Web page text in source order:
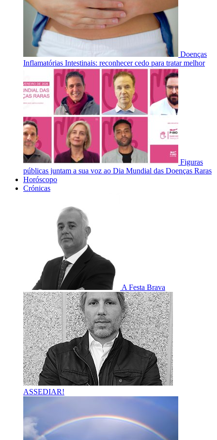
Doenças
Inflamatórias Intestinais: reconhecer cedo para tratar melhor
Figuras
públicas juntam a sua voz ao Dia Mundial das Doenças Raras
Horóscopo
Crónicas
A Festa Brava
ASSEDIAR!